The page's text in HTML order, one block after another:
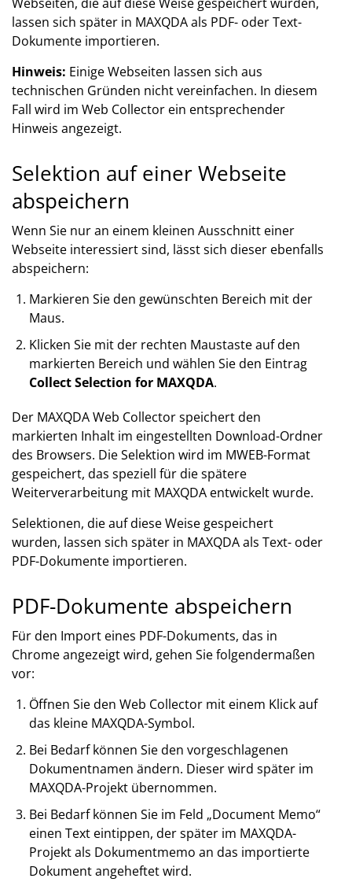
lassen sich später in MAXQDA als PDF- oder Text-
Dokumente importieren.
Hinweis: Einige Webseiten lassen sich aus
technischen Gründen nicht vereinfachen. In diesem
Fall wird im Web Collector ein entsprechender
Hinweis angezeigt.
Selektion auf einer Webseite
abspeichern
Wenn Sie nur an einem kleinen Ausschnitt einer
Webseite interessiert sind, lässt sich dieser ebenfalls
abspeichern:
Markieren Sie den gewünschten Bereich mit der
Maus.
Klicken Sie mit der rechten Maustaste auf den
markierten Bereich und wählen Sie den Eintrag
Collect Selection for MAXQDA.
Der MAXQDA Web Collector speichert den
markierten Inhalt im eingestellten Download-Ordner
des Browsers. Die Selektion wird im MWEB-Format
gespeichert, das speziell für die spätere
Weiterverarbeitung mit MAXQDA entwickelt wurde.
Selektionen, die auf diese Weise gespeichert
wurden, lassen sich später in MAXQDA als Text- oder
PDF-Dokumente importieren.
PDF-Dokumente abspeichern
Für den Import eines PDF-Dokuments, das in
Chrome angezeigt wird, gehen Sie folgendermaßen
vor:
Öffnen Sie den Web Collector mit einem Klick auf
das kleine MAXQDA-Symbol.
Bei Bedarf können Sie den vorgeschlagenen
Dokumentnamen ändern. Dieser wird später im
MAXQDA-Projekt übernommen.
Bei Bedarf können Sie im Feld „Document Memo“
einen Text eintippen, der später im MAXQDA-
Projekt als Dokumentmemo an das importierte
Dokument angeheftet wird.